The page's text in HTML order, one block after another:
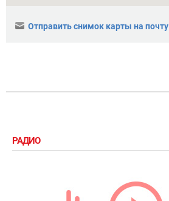
Отправить снимок карты на почту
РАДИО